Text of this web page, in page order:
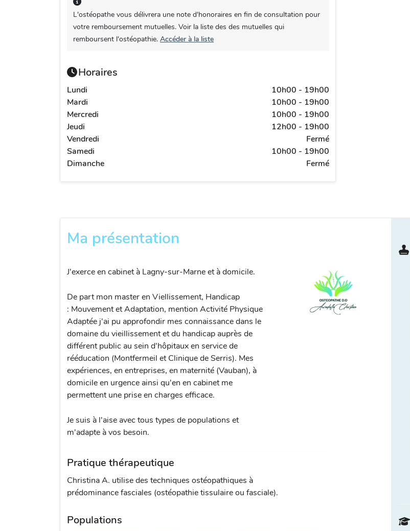
L'ostéopathe vous délivrera une note d'honoraires en fin de consultation pour
votre remboursement mutuelles. Voir la liste des des mutuelles qui
remboursent l'ostéopathie. Accéder à la liste
Horaires
Lundi
10h00 - 19h00
Mardi
10h00 - 19h00
Mercredi
10h00 - 19h00
Jeudi
12h00 - 19h00
Vendredi
Fermé
Samedi
10h00 - 19h00
Dimanche
Fermé
Ma présentation
J'exerce en cabinet à Lagny-sur-Marne et à domicile.
De part mon master en Viellissement, Handicap
: Mouvement et Adaptation, mention Activité Physique
Adaptée j'ai pu approfondir mes connaissance dans le
domaine du vieillissement et du handicap auprès de
différent public au sein d'hôpitaux en service de
rééducation (Montfermeil et Clinique de Serris). Mes
expériences, en entreprises, en maternité (Vauban), à
domicile en urgence ainsi qu'en en cabinet me
permettent une prise en charges efficace.
Je suis à l'aise avec tous types de populations et
m'adapte à vos besoin.
Pratique thérapeutique
Christina A. utilise des techniques ostéopathiques à
prédominance fasciales (ostéopathie tissulaire ou fasciale).
Populations